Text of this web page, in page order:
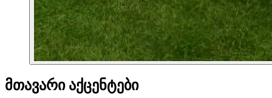
მთავარი აქცენტები